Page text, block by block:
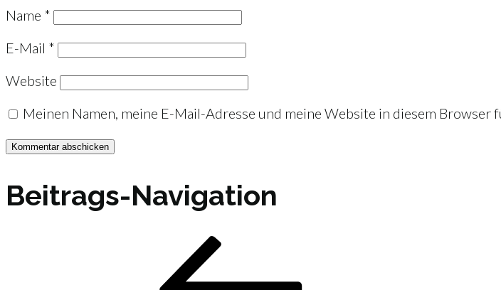
Name *
E-Mail *
Website
Meinen Namen, meine E-Mail-Adresse und meine Website in diesem
Beitrags-Navigation